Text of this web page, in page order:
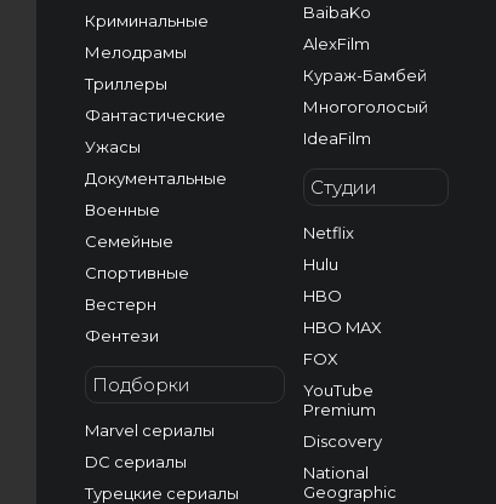
Криминальные
Мелодрамы
Триллеры
Фантастические
Ужасы
Документальные
Военные
Семейные
Спортивные
Вестерн
Фентези
Подборки
Marvel сериалы
DC сериалы
Турецкие сериалы
BaibaKo
AlexFilm
Кураж-Бамбей
Многоголосый
IdeaFilm
Студии
Netflix
Hulu
HBO
HBO MAX
FOX
YouTube
Premium
Discovery
National
Geographic